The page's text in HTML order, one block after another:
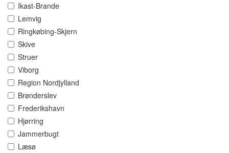
Ikast-Brande
Lemvig
Ringkøbing-Skjern
Skive
Struer
Viborg
Region Nordjylland
Brønderslev
Frederikshavn
Hjørring
Jammerbugt
Læsø